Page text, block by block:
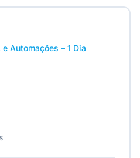
Automações – 1 Dia